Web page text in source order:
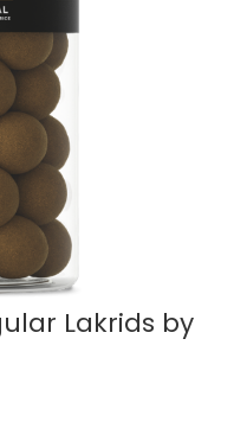
Lakrids by